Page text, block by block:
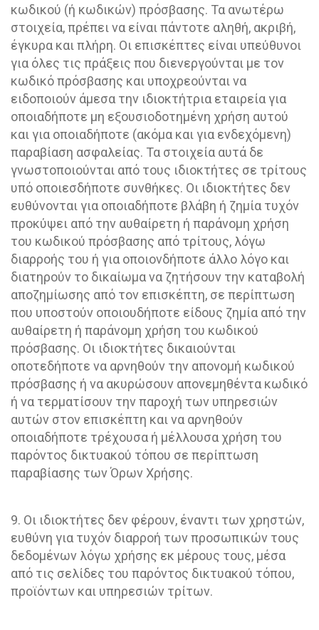
κωδικού (ή κωδικών) πρόσβασης. Τα ανωτέρω
στοιχεία, πρέπει να είναι πάντοτε αληθή, ακριβή,
έγκυρα και πλήρη. Οι επισκέπτες είναι υπεύθυνοι
για όλες τις πράξεις που διενεργούνται με τον
κωδικό πρόσβασης και υποχρεούνται να
ειδοποιούν άμεσα την ιδιοκτήτρια εταιρεία για
οποιαδήποτε μη εξουσιοδοτημένη χρήση αυτού
και για οποιαδήποτε (ακόμα και για ενδεχόμενη)
παραβίαση ασφαλείας. Τα στοιχεία αυτά δε
γνωστοποιούνται από τους ιδιοκτήτες σε τρίτους
υπό οποιεσδήποτε συνθήκες. Οι ιδιοκτήτες δεν
ευθύνονται για οποιαδήποτε βλάβη ή ζημία τυχόν
προκύψει από την αυθαίρετη ή παράνομη χρήση
του κωδικού πρόσβασης από τρίτους, λόγω
διαρροής του ή για οποιονδήποτε άλλο λόγο και
διατηρούν το δικαίωμα να ζητήσουν την καταβολή
αποζημίωσης από τον επισκέπτη, σε περίπτωση
που υποστούν οποιουδήποτε είδους ζημία από την
αυθαίρετη ή παράνομη χρήση του κωδικού
πρόσβασης. Οι ιδιοκτήτες δικαιούνται
οποτεδήποτε να αρνηθούν την απονομή κωδικού
πρόσβασης ή να ακυρώσουν απονεμηθέντα κωδικό
ή να τερματίσουν την παροχή των υπηρεσιών
αυτών στον επισκέπτη και να αρνηθούν
οποιαδήποτε τρέχουσα ή μέλλουσα χρήση του
παρόντος δικτυακού τόπου σε περίπτωση
παραβίασης των Όρων Χρήσης.
9. Οι ιδιοκτήτες δεν φέρουν, έναντι των χρηστών,
ευθύνη για τυχόν διαρροή των προσωπικών τους
δεδομένων λόγω χρήσης εκ μέρους τους, μέσα
από τις σελίδες του παρόντος δικτυακού τόπου,
προϊόντων και υπηρεσιών τρίτων.